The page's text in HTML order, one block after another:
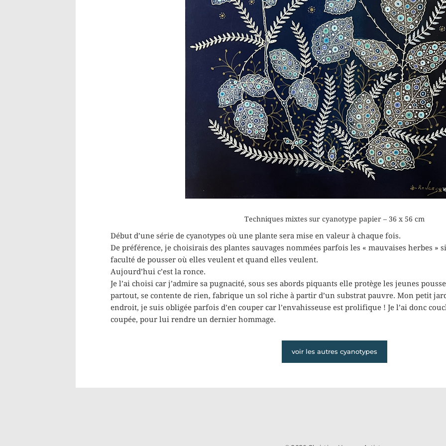
Techniques mixtes sur cyanotype papier – 36 x 56 cm
Début d’une série de cyanotypes où une plante sera mise en valeur à chaque fois.
De préférence, je choisirais des plantes sauvages nommées parfois les « mauvaises herbes »
faculté de pousser où elles veulent et quand elles veulent.
Aujourd’hui c’est la ronce.
Je l’ai choisi car j’admire sa pugnacité, sous ses abords piquants elle protège les jeunes
partout, se contente de rien, fabrique un sol riche à partir d’un substrat pauvre. Mon petit
endroit, je suis obligée parfois d’en couper car l’envahisseuse est prolifique ! Je l’ai donc
coupée, pour lui rendre un dernier hommage.
voir les autres cyanotypes